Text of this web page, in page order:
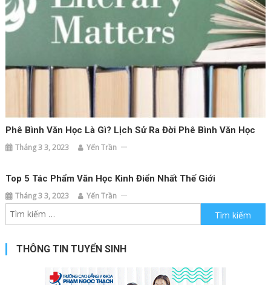
Phê Bình Văn Học Là Gì? Lịch Sử Ra Đời Phê Bình Văn Học
Tháng 3 3, 2023 Yến Trần
Top 5 Tác Phẩm Văn Học Kinh Điển Nhất Thế Giới
Tháng 3 3, 2023 Yến Trần
Tìm kiếm cho:
THÔNG TIN TUYỂN SINH